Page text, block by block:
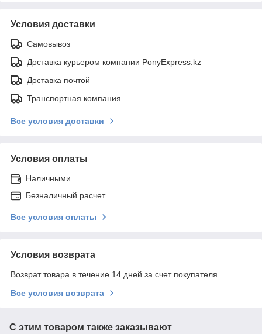
Условия доставки
Самовывоз
Доставка курьером компании PonyExpress.kz
Доставка почтой
Транспортная компания
Все условия доставки
Условия оплаты
Наличными
Безналичный расчет
Все условия оплаты
Условия возврата
Возврат товара в течение 14 дней за счет покупателя
Все условия возврата
С этим товаром также заказывают